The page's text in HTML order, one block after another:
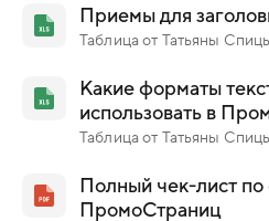
Приемы для
Таблица от Татьяны
Какие форматы
использовать в
Таблица от Татьяны
Полный чек-лист по
ПромоСтраниц